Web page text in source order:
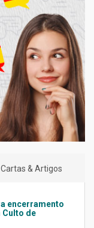
Cartas & Artigos
encerramento
Culto de